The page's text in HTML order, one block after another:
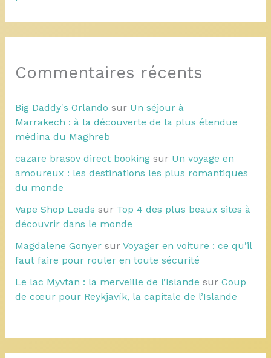
Commentaires récents
Big Daddy's Orlando sur Un séjour à
Marrakech : à la découverte de la plus étendue
médina du Maghreb
cazare brasov direct bookingsur Un voyage en
amoureux : les destinations les plus romantiques
du monde
Vape Shop Leads sur Top 4 des plus beaux sites à
découvrir dans le monde
Magdalene Gonyersur Voyager en voiture : ce qu’il
faut faire pour rouler en toute sécurité
Le lac Myvtan : la merveille de l’Islande sur Coup
de cœur pour Reykjavík, la capitale de l’Islande